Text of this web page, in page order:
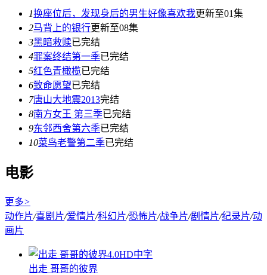
1换座位后，发现身后的男生好像喜欢我更新至01集
2马背上的银行更新至08集
3黑暗救赎已完结
4罪案终结第一季已完结
5红色青橄榄已完结
6致命愿望已完结
7唐山大地震2013完结
8南方女王 第三季已完结
9东邻西舍第六季已完结
10菜鸟老警第二季已完结
电影
更多>
动作片/喜剧片/爱情片/科幻片/恐怖片/战争片/剧情片/纪录片/动
画片
4.0HD中字
出走 哥哥的彼界